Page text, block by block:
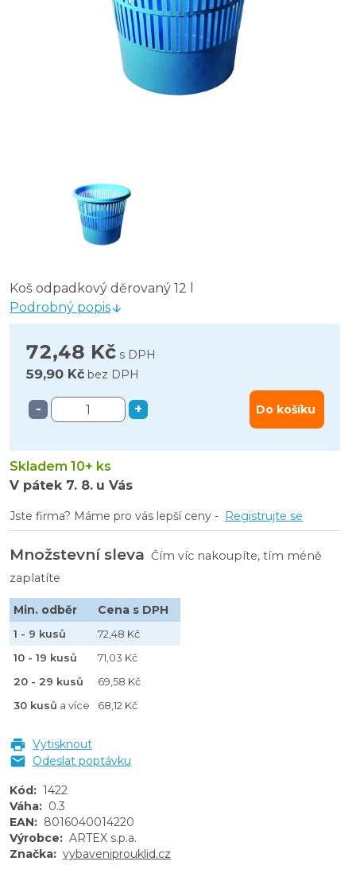
Koš odpadkový děrovaný 12 l
Podrobný popis
72,48 Kč s DPH
59,90 Kč bez DPH
- + Do košíku
Skladem 10+ ks
V pátek 7. 8. u Vás
Jste firma? Máme pro vás lepší ceny - Registrujte se
Množstevní sleva Čím víc nakoupíte, tím méně
zaplatíte
Min. odběr Cena s DPH
1 - 9 kusů
72,48 Kč
10 - 19 kusů
71,03 Kč
20 - 29 kusů
69,58 Kč
30 kusů a více 68,12 Kč
Vytisknout
Odeslat poptávku
Kód: 1422
Váha: 0.3
EAN: 8016040014220
Výrobce: ARTEX s.p.a.
Značka: vybaveniprouklid.cz